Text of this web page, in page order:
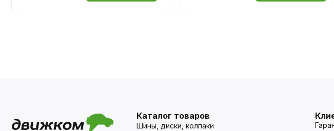
Каталог товаров
Шины, диски, колпаки